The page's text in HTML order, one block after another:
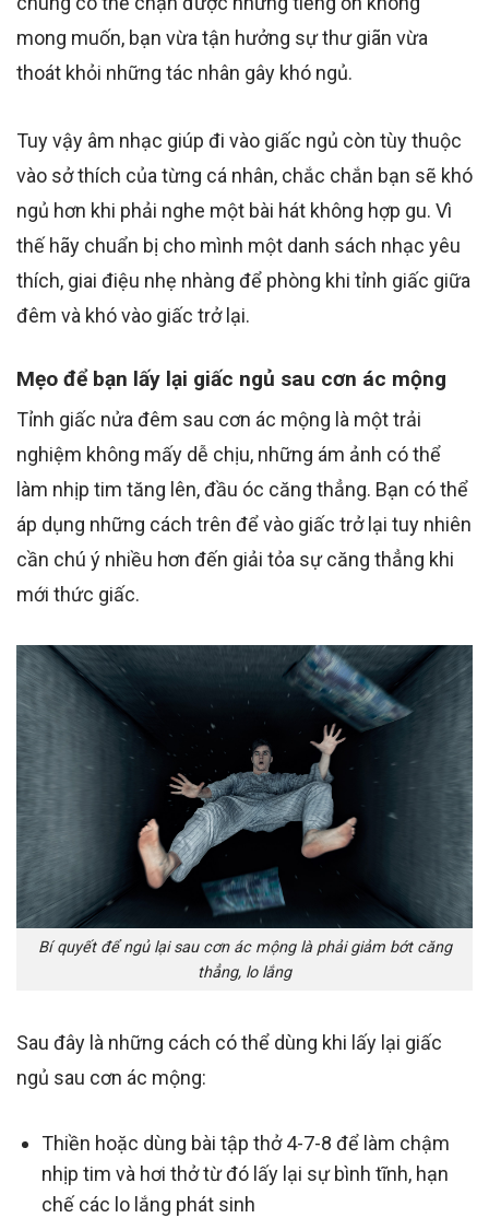
mong muốn, bạn vừa tận hưởng sự thư giãn vừa
thoát khỏi những tác nhân gây khó ngủ.
Tuy vậy âm nhạc giúp đi vào giấc ngủ còn tùy thuộc
vào sở thích của từng cá nhân, chắc chắn bạn sẽ khó
ngủ hơn khi phải nghe một bài hát không hợp gu. Vì
thế hãy chuẩn bị cho mình một danh sách nhạc yêu
thích, giai điệu nhẹ nhàng để phòng khi tỉnh giấc giữa
đêm và khó vào giấc trở lại.
Mẹo để bạn lấy lại giấc ngủ sau cơn ác mộng
Tỉnh giấc nửa đêm sau cơn ác mộng là một trải
nghiệm không mấy dễ chịu, những ám ảnh có thể
làm nhịp tim tăng lên, đầu óc căng thẳng. Bạn có thể
áp dụng những cách trên để vào giấc trở lại tuy nhiên
cần chú ý nhiều hơn đến giải tỏa sự căng thẳng khi
mới thức giấc.
Bí quyết để ngủ lại sau cơn ác mộng là phải giảm bớt căng
thẳng, lo lắng
Sau đây là những cách có thể dùng khi lấy lại giấc
ngủ sau cơn ác mộng:
Thiền hoặc dùng bài tập thở 4-7-8 để làm chậm
nhịp tim và hơi thở từ đó lấy lại sự bình tĩnh, hạn
chế các lo lắng phát sinh